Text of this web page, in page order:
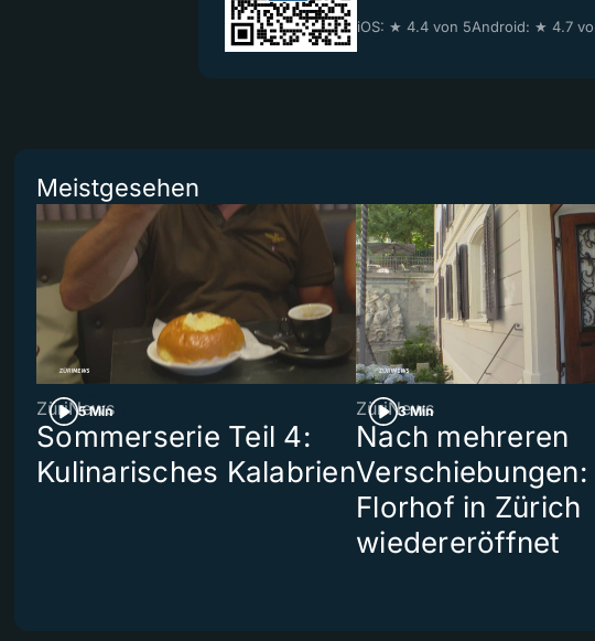
iOS: ★ 4.4 von 5Android: ★ 4.7
Meistgesehen
5 Min
ZüriNews
Sommerserie Teil 4:
Kulinarisches Kalabrien
3 Min
ZüriNews
Nach mehreren
Verschiebungen:
Florhof in Zürich
wiedereröffnet